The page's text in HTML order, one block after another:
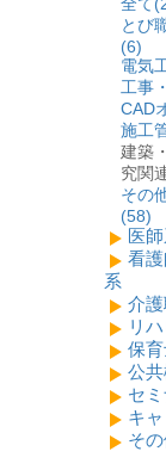
とび
(6)
電気
工事
CAD
施工
建築
究関
その
(58)
医
看
系
介
リ
保
公
セ
キ
そ